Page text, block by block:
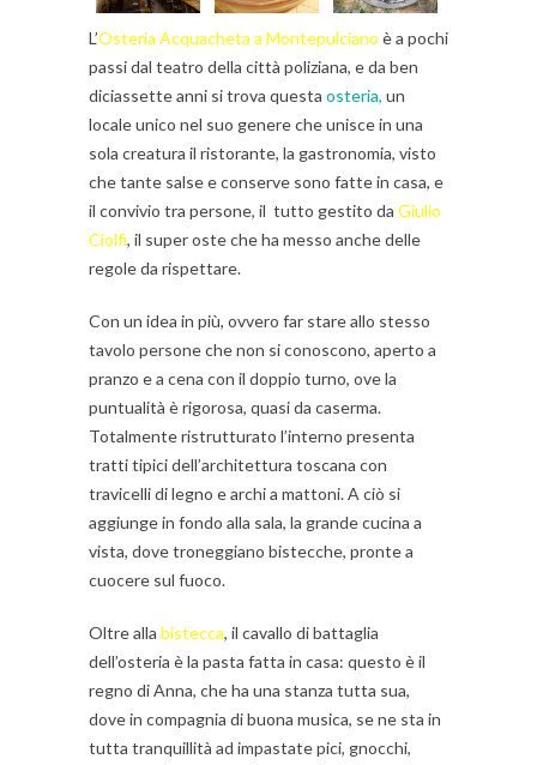
L’Osteria Acquacheta a Montepulciano è a pochi
passi dal teatro della città poliziana, e da ben
diciassette anni si trova questa osteria, un
locale unico nel suo genere che unisce in una
sola creatura il ristorante, la gastronomia, visto
che tante salse e conserve sono fatte in casa, e
il convivio tra persone, il tutto gestito da Giulio
Ciolfi, il super oste che ha messo anche delle
regole da rispettare.
Con un idea in più, ovvero far stare allo stesso
tavolo persone che non si conoscono, aperto a
pranzo e a cena con il doppio turno, ove la
puntualità è rigorosa, quasi da caserma.
Totalmente ristrutturato l’interno presenta
tratti tipici dell’architettura toscana con
travicelli di legno e archi a mattoni. A ciò si
aggiunge in fondo alla sala, la grande cucina a
vista, dove troneggiano bistecche, pronte a
cuocere sul fuoco.
Oltre alla bistecca, il cavallo di battaglia
dell’osteria è la pasta fatta in casa: questo è il
regno di Anna, che ha una stanza tutta sua,
dove in compagnia di buona musica, se ne sta in
tutta tranquillità ad impastate pici, gnocchi,